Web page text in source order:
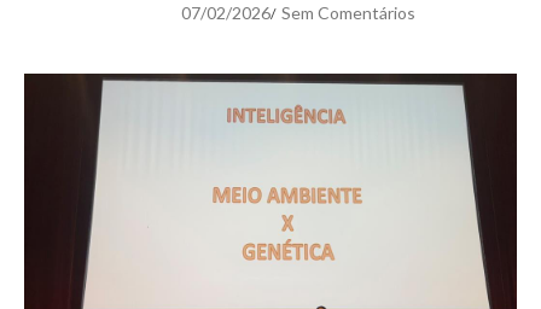
07/02/2026/ Sem Comentários